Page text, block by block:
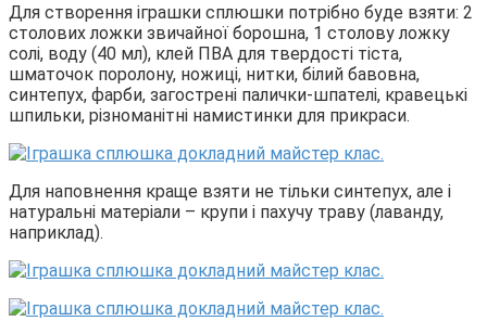
Для створення іграшки сплюшки потрібно буде взяти: 2
столових ложки звичайної борошна, 1 столову ложку
солі, воду (40 мл), клей ПВА для твердості тіста,
шматочок поролону, ножиці, нитки, білий бавовна,
синтепух, фарби, загострені палички-шпателі, кравецькі
шпильки, різноманітні намистинки для прикраси.
Для наповнення краще взяти не тільки синтепух, але і
натуральні матеріали – крупи і пахучу траву (лаванду,
наприклад).